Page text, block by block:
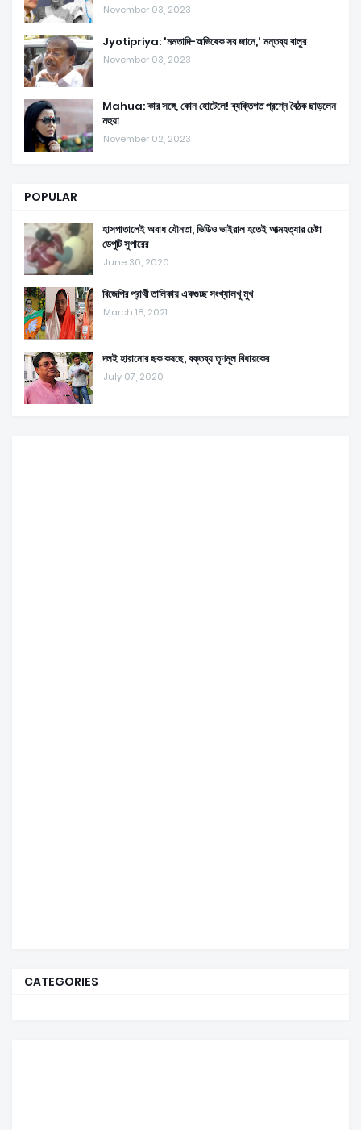
November 03, 2023
Jyotipriya: 'মমতাদি-অভিষেক সব জানে,' মন্তব্য বালুর
November 03, 2023
Mahua: কার সঙ্গে, কোন হোটেলে! ব্যক্তিগত প্রশ্নে বৈঠক ছাড়লেন
মহুয়া
November 02, 2023
POPULAR
হাসপাতালেই অবাধ যৌনতা, ভিডিও ভাইরাল হতেই আত্মহত্যার চেষ্টা
ডেপুটি সুপারের
June 30, 2020
বিজেপির প্রার্থী তালিকায় একগুচ্ছ সংখ্যালখু মুখ
March 18, 2021
দলই হারানোর ছক কষছে, বক্তব্য তৃণমূল বিধায়কের
July 07, 2020
CATEGORIES